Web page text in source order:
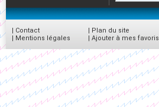
| Contact
| Mentions légales
| Plan du site
| Ajouter à mes favoris